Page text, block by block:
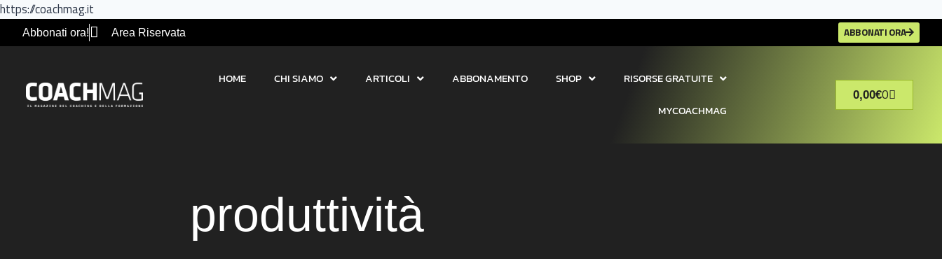
https://coachmag.it
Abbonati ora! Area Riservata ABBONATI ORA
HOME CHI SIAMO ARTICOLI ABBONAMENTO SHOP
RISORSE GRATUITE
MYCOACHMAG
0,00€0
produttività